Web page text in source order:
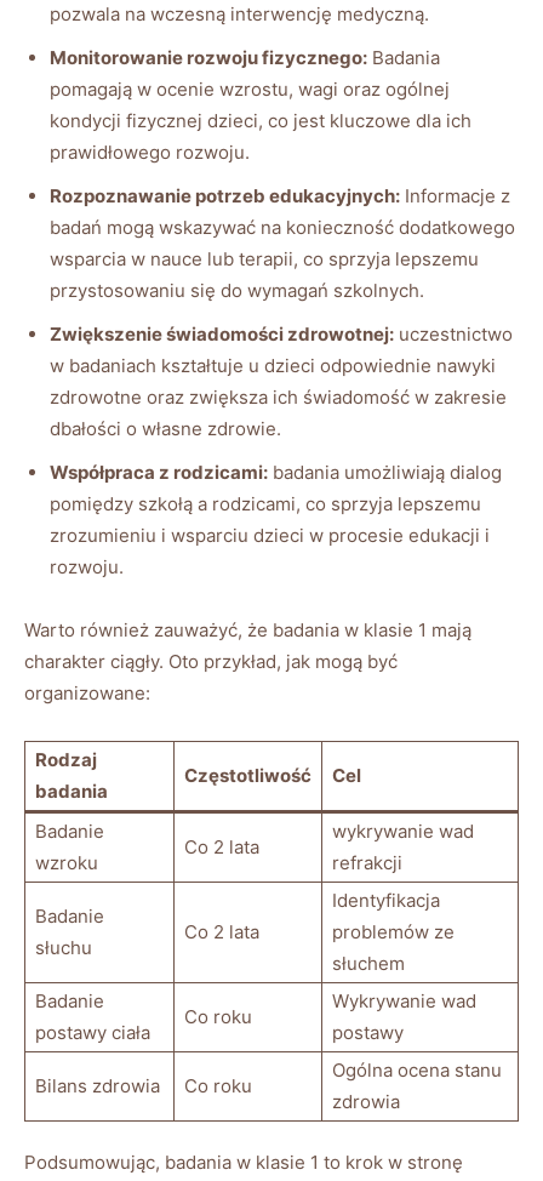
pozwala na wczesną interwencję medyczną.
Monitorowanie rozwoju fizycznego: Badania
pomagają w ocenie wzrostu, wagi oraz ogólnej
kondycji fizycznej dzieci, co jest kluczowe dla ich
prawidłowego rozwoju.
Rozpoznawanie potrzeb edukacyjnych: Informacje z
badań mogą wskazywać na konieczność dodatkowego
wsparcia w nauce lub terapii, co sprzyja lepszemu
przystosowaniu się do wymagań szkolnych.
Zwiększenie świadomości zdrowotnej: uczestnictwo
w badaniach kształtuje u dzieci odpowiednie nawyki
zdrowotne oraz zwiększa ich świadomość w zakresie
dbałości o własne zdrowie.
Współpraca z rodzicami: badania umożliwiają dialog
pomiędzy szkołą a rodzicami, co sprzyja lepszemu
zrozumieniu i wsparciu dzieci w procesie edukacji i
rozwoju.
Warto również zauważyć, że badania w klasie 1 mają
charakter ciągły. Oto przykład, jak mogą być
organizowane:
Rodzaj
badania
Częstotliwość Cel
Badanie
wzroku
Co 2 lata
wykrywanie wad
refrakcji
Badanie
słuchu
Co 2 lata
Identyfikacja
problemów ze
słuchem
Badanie
postawy ciała
Co roku
Wykrywanie wad
postawy
Bilans zdrowia Co roku
Ogólna ocena stanu
zdrowia
Podsumowując, badania w klasie 1 to krok w stronę